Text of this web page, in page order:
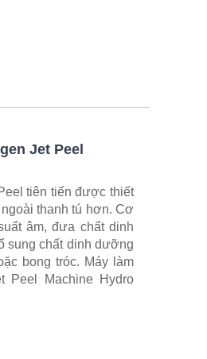
Jet Peel
tiên tiến được thiết
thanh tú hơn. Cơ
âm, đưa chất dinh
sung chất dinh dưỡng
bong tróc. Máy làm
Peel Machine Hydro